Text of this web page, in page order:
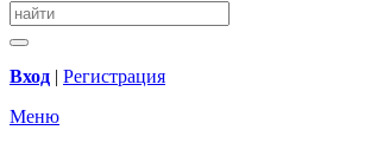
Вход | Регистрация
Меню